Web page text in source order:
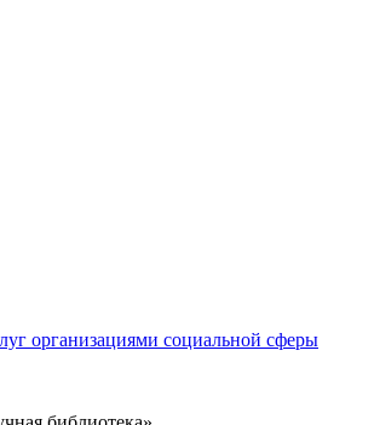
организациями социальной сферы